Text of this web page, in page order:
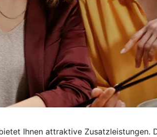
Ihnen attraktive Zusatzleistungen.